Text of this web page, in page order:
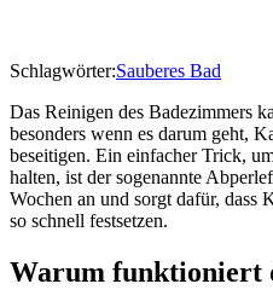
Schlagwörter:Sauberes Bad
Das Reinigen des Badezimmers
besonders wenn es darum geht,
beseitigen. Ein einfacher Trick,
halten, ist der sogenannte
Wochen an und sorgt dafür, dass
so schnell festsetzen.
Warum funktioniert